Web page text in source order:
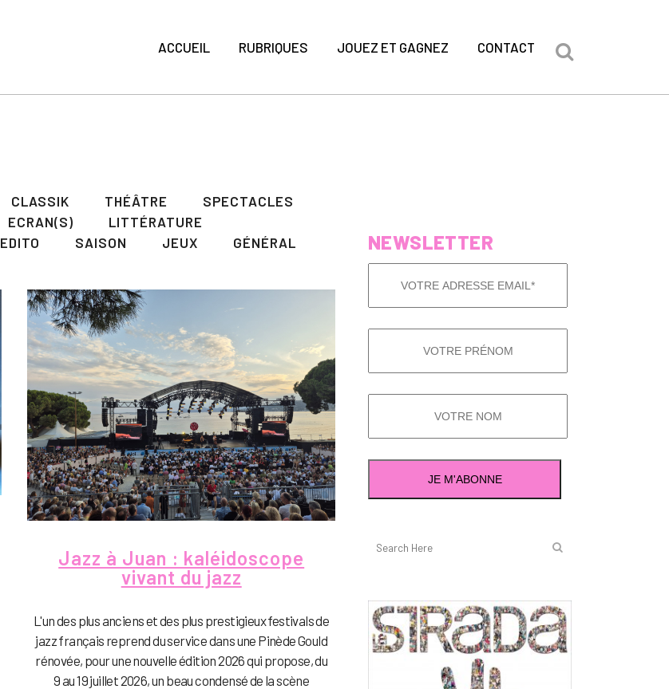
ACCUEIL RUBRIQUES JOUEZ ET GAGNEZ CONTACT
CLASSIK THÉÂTRE
SPECTACLES
ECRAN(S)
LITTÉRATURE
EDITO SAISON JEUX GÉNÉRAL
Jazz à Juan : kaléidoscope
vivant du jazz
L'un des plus anciens et des plus prestigieux festivals de
jazz français reprend du service dans une Pinède Gould
rénovée, pour une nouvelle édition 2026 qui propose, du
9 au 19 juillet 2026, un beau condensé de la scène
NEWSLETTER